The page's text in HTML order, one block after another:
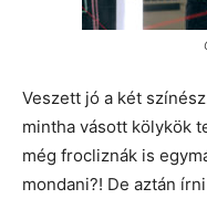
Veszett jó a két
mintha vásott kölykök
még frocliznák is
mondani?! De aztán